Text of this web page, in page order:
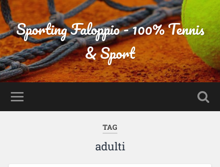
Sporting Faloppio - 100% Tennis
& Sport
TAG
adulti